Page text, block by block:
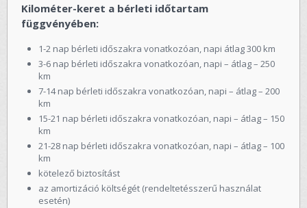
Kilométer-keret a bérleti időtartam
függvényében:
1-2 nap bérleti időszakra vonatkozóan, napi átlag 300 km
3-6 nap bérleti időszakra vonatkozóan, napi – átlag – 250
km
7-14 nap bérleti időszakra vonatkozóan, napi – átlag – 200
km
15-21 nap bérleti időszakra vonatkozóan, napi – átlag – 150
km
21-28 nap bérleti időszakra vonatkozóan, napi – átlag – 100
km
kötelező biztosítást
az amortizáció költségét (rendeltetésszerű használat
esetén)